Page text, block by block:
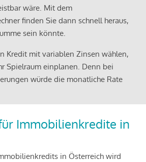
wäre. Mit dem
finden Sie dann schnell heraus,
sein könnte.
Kredit mit variablen Zinsen wählen,
Spielraum einplanen. Denn bei
würde die monatliche Rate
Immobilienkredite in
in Österreich wird